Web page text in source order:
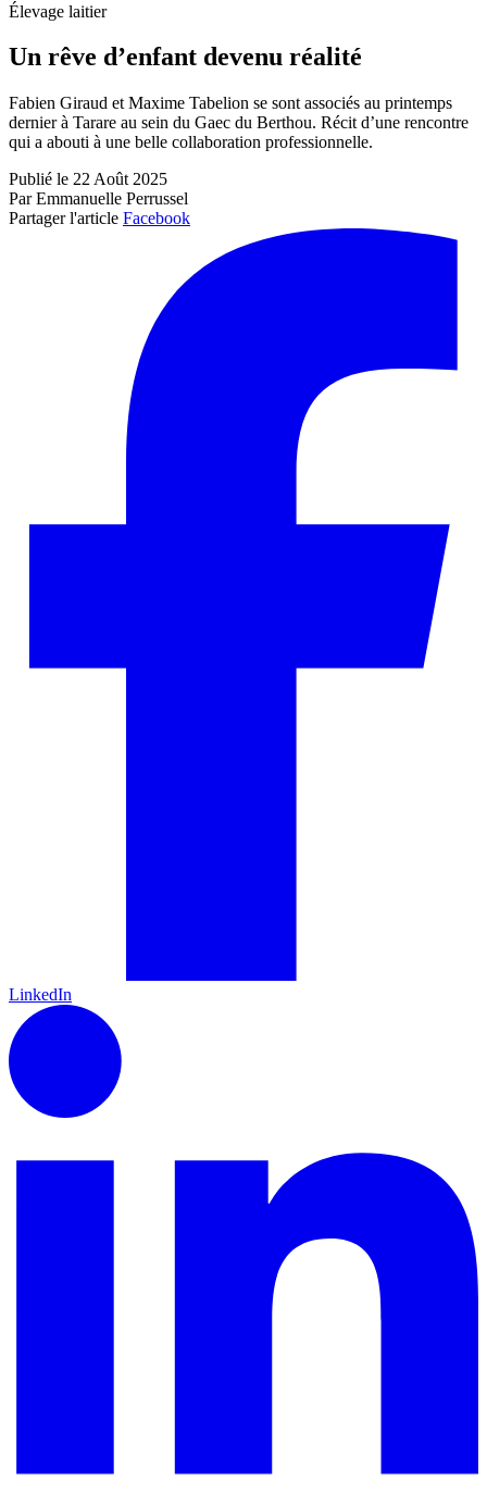
Élevage laitier
Un rêve d’enfant devenu réalité
Fabien Giraud et Maxime Tabelion se sont associés au printemps
dernier à Tarare au sein du Gaec du Berthou. Récit d’une rencontre
qui a abouti à une belle collaboration professionnelle.
Publié le 22 Août 2025
Par Emmanuelle Perrussel
Partager l'article Facebook
LinkedIn